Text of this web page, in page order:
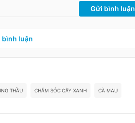
Gửi bình luận
bình luận
THẦU CHĂM SÓC CÂY XANH CÀ MAU